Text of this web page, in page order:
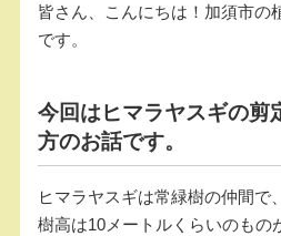
c
b
o
o
k
e
a
皆さん、こんにちは！加須市の
です。
今回はヒマラヤスギの剪
方のお話です。
ヒマラヤスギは常緑樹の仲間で、
樹高は10メートルくらいのもの